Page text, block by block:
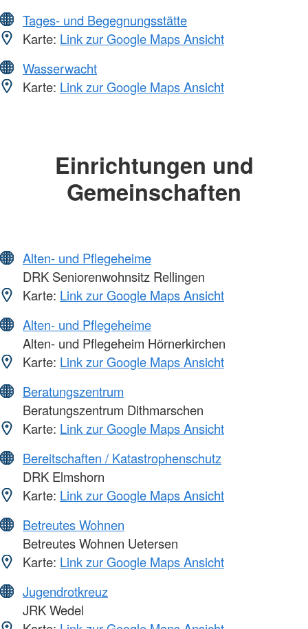
Tages- und Begegnungsstätte
Karte: Link zur Google Maps Ansicht
Wasserwacht
Karte: Link zur Google Maps Ansicht
Einrichtungen und
Gemeinschaften
Alten- und Pflegeheime
DRK Seniorenwohnsitz Rellingen
Karte: Link zur Google Maps Ansicht
Alten- und Pflegeheime
Alten- und Pflegeheim Hörnerkirchen
Karte: Link zur Google Maps Ansicht
Beratungszentrum
Beratungszentrum Dithmarschen
Karte: Link zur Google Maps Ansicht
Bereitschaften / Katastrophenschutz
DRK Elmshorn
Karte: Link zur Google Maps Ansicht
Betreutes Wohnen
Betreutes Wohnen Uetersen
Karte: Link zur Google Maps Ansicht
Jugendrotkreuz
JRK Wedel